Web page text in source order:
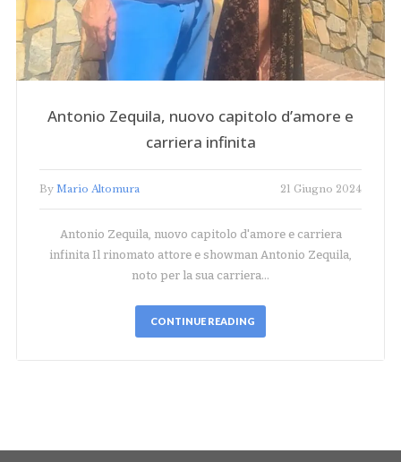
Antonio Zequila, nuovo capitolo d’amore e
carriera infinita
By Mario Altomura 21 Giugno 2024
Antonio Zequila, nuovo capitolo d'amore e carriera
infinita Il rinomato attore e showman Antonio Zequila,
noto per la sua carriera…
CONTINUE READING